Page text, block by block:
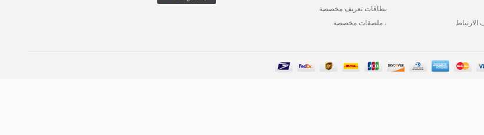
بطاقات تعريف مخصصة
، ملصقات مخصصة